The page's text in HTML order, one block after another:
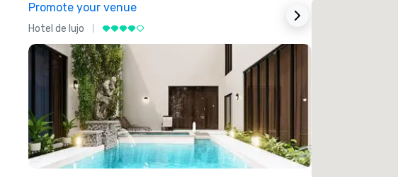
Promote your venue
Hotel de lujo